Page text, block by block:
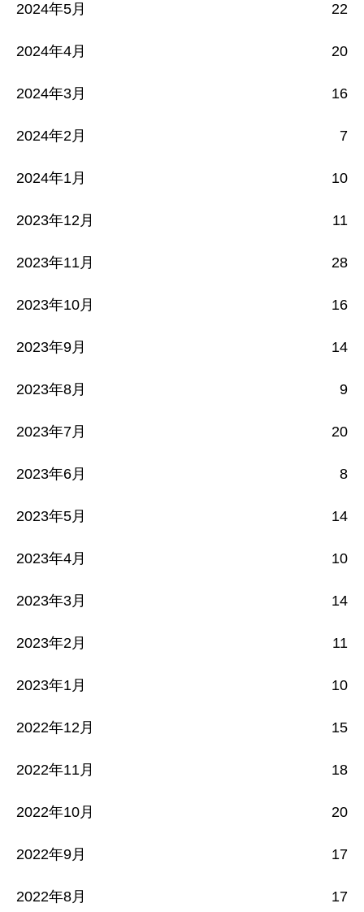
2024年5月 22
2024年4月 20
2024年3月 16
2024年2月 7
2024年1月 10
2023年12月 11
2023年11月 28
2023年10月 16
2023年9月 14
2023年8月 9
2023年7月 20
2023年6月 8
2023年5月 14
2023年4月 10
2023年3月 14
2023年2月 11
2023年1月 10
2022年12月 15
2022年11月 18
2022年10月 20
2022年9月 17
2022年8月 17